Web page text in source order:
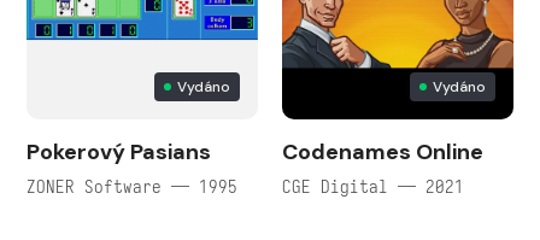
Vydáno
Pokerový Pasians
ZONER Software — 1995
Vydáno
Codenames Online
CGE Digital — 2021